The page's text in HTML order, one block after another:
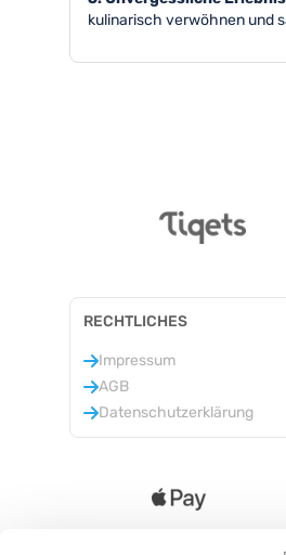
kulinarisch verwöhnen und
RECHTLICHES
Impressum
AGB
Datenschutzerklärung